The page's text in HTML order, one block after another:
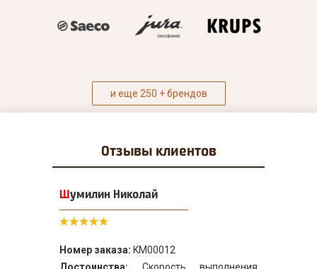
и еще 250 + брендов
Отзывы клиентов
Шумилин Николай
Номер заказа: KM00012